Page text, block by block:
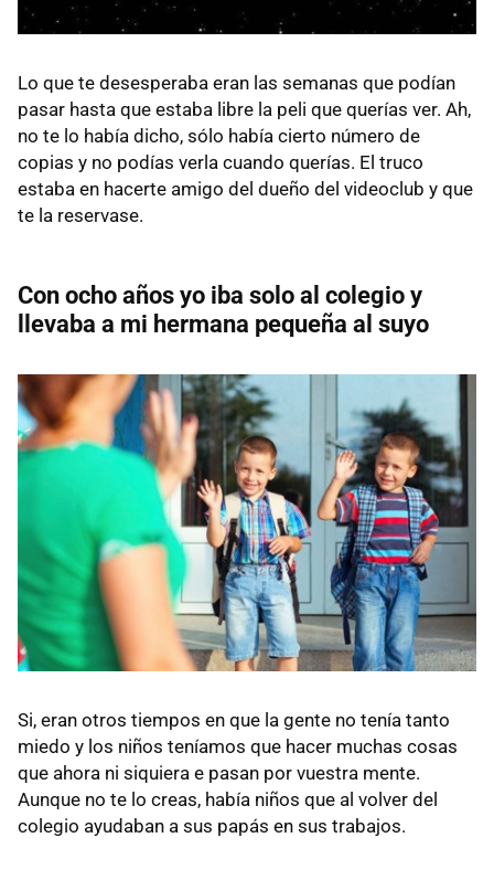
Lo que te desesperaba eran las semanas que podían
pasar hasta que estaba libre la peli que querías ver. Ah,
no te lo había dicho, sólo había cierto número de
copias y no podías verla cuando querías. El truco
estaba en hacerte amigo del dueño del videoclub y que
te la reservase.
Con ocho años yo iba solo al colegio y
llevaba a mi hermana pequeña al suyo
Si, eran otros tiempos en que la gente no tenía tanto
miedo y los niños teníamos que hacer muchas cosas
que ahora ni siquiera e pasan por vuestra mente.
Aunque no te lo creas, había niños que al volver del
colegio ayudaban a sus papás en sus trabajos.